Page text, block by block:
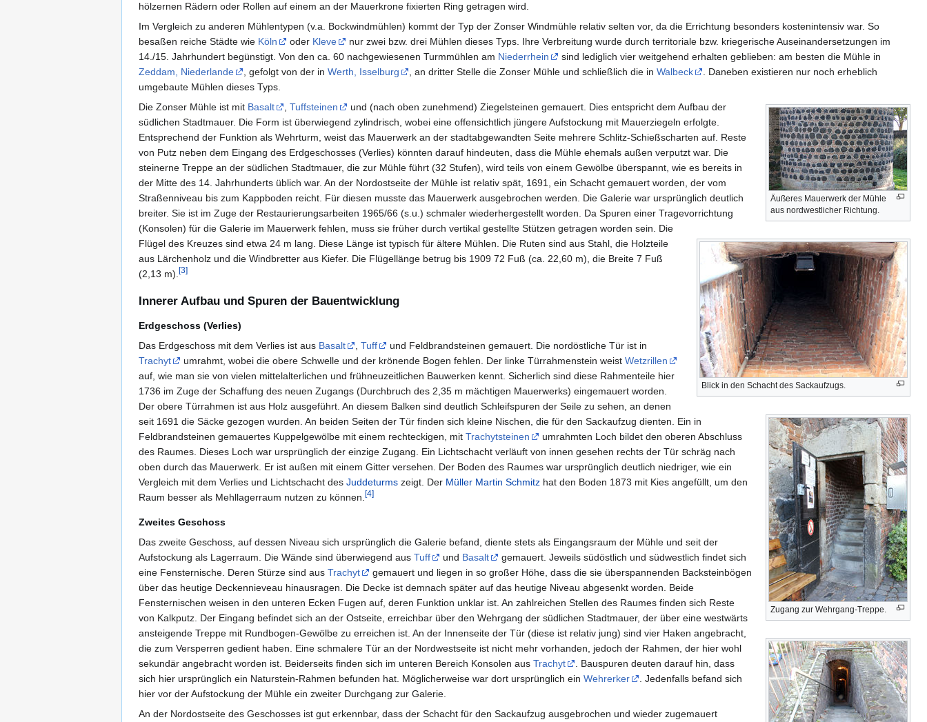
hölzernen Rädern oder Rollen auf einem an der Mauerkrone fixierten Ring getragen wird.
Im Vergleich zu anderen Mühlentypen (v.a. Bockwindmühlen) kommt der Typ der Zonser Windmühle relativ selten vor, da die Errichtung besonders kostenintensiv war. So
besaßen reiche Städte wie Köln oder Kleve
nur zwei bzw. drei Mühlen dieses Typs. Ihre Verbreitung wurde durch territoriale bzw. kriegerische Auseinandersetzungen im
14./15. Jahrhundert begünstigt. Von den ca. 60 nachgewiesenen Turmmühlen am Niederrhein
sind lediglich vier weitgehend erhalten geblieben: am besten die Mühle in
Zeddam, Niederlande
, gefolgt von der in Werth, Isselburg , an dritter Stelle die Zonser Mühle und schließlich die in Walbeck
. Daneben existieren nur noch erheblich
umgebaute Mühlen dieses Typs.
Äußeres Mauerwerk der Mühle
aus nordwestlicher Richtung.
Blick in den Schacht des Sackaufzugs.
Zugang zur Wehrgang-Treppe.
Die Zonser Mühle ist mit Basalt , Tuffsteinen
und (nach oben zunehmend) Ziegelsteinen gemauert. Dies entspricht dem Aufbau der
südlichen Stadtmauer. Die Form ist überwiegend zylindrisch, wobei eine offensichtlich jüngere Aufstockung mit Mauerziegeln erfolgte.
Entsprechend der Funktion als Wehrturm, weist das Mauerwerk an der stadtabgewandten Seite mehrere Schlitz-Schießscharten auf. Reste
von Putz neben dem Eingang des Erdgeschosses (Verlies) könnten darauf hindeuten, dass die Mühle ehemals außen verputzt war. Die
steinerne Treppe an der südlichen Stadtmauer, die zur Mühle führt (32 Stufen), wird teils von einem Gewölbe überspannt, wie es bereits in
der Mitte des 14. Jahrhunderts üblich war. An der Nordostseite der Mühle ist relativ spät, 1691, ein Schacht gemauert worden, der vom
Straßenniveau bis zum Kappboden reicht. Für diesen musste das Mauerwerk ausgebrochen werden. Die Galerie war ursprünglich deutlich
breiter. Sie ist im Zuge der Restaurierungsarbeiten 1965/66 (s.u.) schmaler wiederhergestellt worden. Da Spuren einer Tragevorrichtung
(Konsolen) für die Galerie im Mauerwerk fehlen, muss sie früher durch vertikal gestellte Stützen getragen worden sein. Die
Flügel des Kreuzes sind etwa 24 m lang. Diese Länge ist typisch für ältere Mühlen. Die Ruten sind aus Stahl, die Holzteile
aus Lärchenholz und die Windbretter aus Kiefer. Die Flügellänge betrug bis 1909 72 Fuß (ca. 22,60 m), die Breite 7 Fuß
(2,13 m).[3]
Innerer Aufbau und Spuren der Bauentwicklung
Erdgeschoss (Verlies)
Das Erdgeschoss mit dem Verlies ist aus Basalt Tuff
und Feldbrandsteinen gemauert. Die nordöstliche Tür ist in
Trachyt
umrahmt, wobei die obere Schwelle und der krönende Bogen fehlen. Der linke Türrahmenstein weist Wetzrillen
auf, wie man sie von vielen mittelalterlichen und frühneuzeitlichen Bauwerken kennt. Sicherlich sind diese Rahmenteile hier
1736 im Zuge der Schaffung des neuen Zugangs (Durchbruch des 2,35 m mächtigen Mauerwerks) eingemauert worden.
Der obere Türrahmen ist aus Holz ausgeführt. An diesem Balken sind deutlich Schleifspuren der Seile zu sehen, an denen
seit 1691 die Säcke gezogen wurden. An beiden Seiten der Tür finden sich kleine Nischen, die für den Sackaufzug dienten. Ein in
Feldbrandsteinen gemauertes Kuppelgewölbe mit einem rechteckigen, mit Trachytsteinen
umrahmten Loch bildet den oberen Abschluss
des Raumes. Dieses Loch war ursprünglich der einzige Zugang. Ein Lichtschacht verläuft von innen gesehen rechts der Tür schräg nach
oben durch das Mauerwerk. Er ist außen mit einem Gitter versehen. Der Boden des Raumes war ursprünglich deutlich niedriger, wie ein
Vergleich mit dem Verlies und Lichtschacht des Juddeturms zeigt. Der Müller Martin Schmitz hat den Boden 1873 mit Kies angefüllt, um den
Raum besser als Mehllagerraum nutzen zu können. [4]
Zweites Geschoss
Das zweite Geschoss, auf dessen Niveau sich ursprünglich die Galerie befand, diente stets als Eingangsraum der Mühle und seit der
Aufstockung als Lagerraum. Die Wände sind überwiegend aus Tuff und Basalt
gemauert. Jeweils südöstlich und südwestlich findet sich
eine Fensternische. Deren Stürze sind aus Trachyt
gemauert und liegen in so großer Höhe, dass die sie überspannenden Backsteinbögen
über das heutige Deckennieveau hinausragen. Die Decke ist demnach später auf das heutige Niveau abgesenkt worden. Beide
Fensternischen weisen in den unteren Ecken Fugen auf, deren Funktion unklar ist. An zahlreichen Stellen des Raumes finden sich Reste
von Kalkputz. Der Eingang befindet sich an der Ostseite, erreichbar über den Wehrgang der südlichen Stadtmauer, der über eine westwärts
ansteigende Treppe mit Rundbogen-Gewölbe zu erreichen ist. An der Innenseite der Tür (diese ist relativ jung) sind vier Haken angebracht,
die zum Versperren gedient haben. Eine schmalere Tür an der Nordwestseite ist nicht mehr vorhanden, jedoch der Rahmen, der hier wohl
sekundär angebracht worden ist. Beiderseits finden sich im unteren Bereich Konsolen aus Trachyt
. Bauspuren deuten darauf hin, dass
sich hier ursprünglich ein Naturstein-Rahmen befunden hat. Möglicherweise war dort ursprünglich ein Wehrerker
. Jedenfalls befand sich
hier vor der Aufstockung der Mühle ein zweiter Durchgang zur Galerie.
An der Nordostseite des Geschosses ist gut erkennbar, dass der Schacht für den Sackaufzug ausgebrochen und wieder zugemauert